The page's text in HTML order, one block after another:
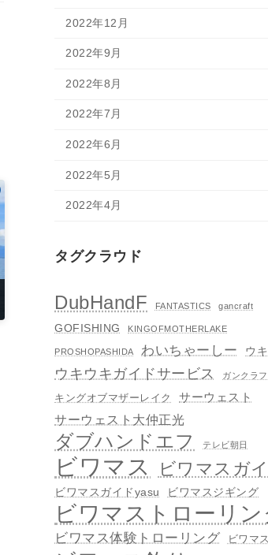
2022年12月
2022年9月
2022年8月
2022年7月
2022年6月
2022年5月
2022年4月
タグクラウド
DubHandF FANTASTICS gancraft
GOFISHING KINGOFMOTHERLAKE
PROSHOPASHIDA わいちゃーしー ウ
ウキウキガイドサービス ガンクラフ
キングオブマザーレイク
サーウェスト
サーウェスト大仲正光
ダブハンドエフ テレビ朝日
ビワマス ビワマスガ
ビワマスガイドyasu ビワマスジギング
ビワマストローリ
ビワマス体験トローリング ビワマ